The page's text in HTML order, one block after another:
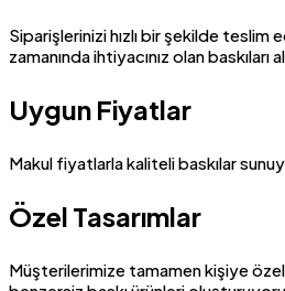
Siparişlerinizi hızlı bir şekilde
zamanında ihtiyacınız olan baskıları
Uygun Fiyatlar
Makul fiyatlarla kaliteli baskılar
Özel Tasarımlar
Müşterilerimize tamamen kişiye